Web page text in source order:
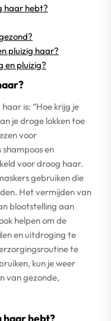
haar hebt?
pluizig haar?
en pluizig?
is: “Hoe krijg je
je droge lokken toe
voor
en
voor droog haar.
gebruiken die
Het vermijden van
blootstelling aan
helpen om de
en uitdroging te
te
kun je weer
van gezonde,